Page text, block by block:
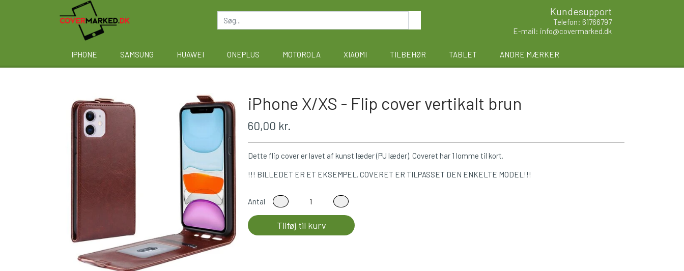
Kundesupport
Telefon: 61766797
E-mail: info@covermarked.dk
IPHONE SAMSUNG HUAWEI ONEPLUS MOTOROLA XIAOMI TILBEHØR TABLET ANDRE MÆRKER
iPhone X/XS - Flip cover vertikalt brun
60,00 kr.
Dette flip cover er lavet af kunst læder (PU læder). Coveret har 1 lomme til kort.
!!! BILLEDET ER ET EKSEMPEL. COVERET ER TILPASSET DEN ENKELTE MODEL!!!
Antal
Tilføj til kurv